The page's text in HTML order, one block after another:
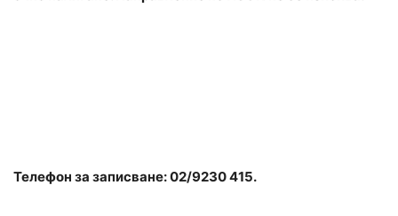
Телефон за записване:02/9230 415.